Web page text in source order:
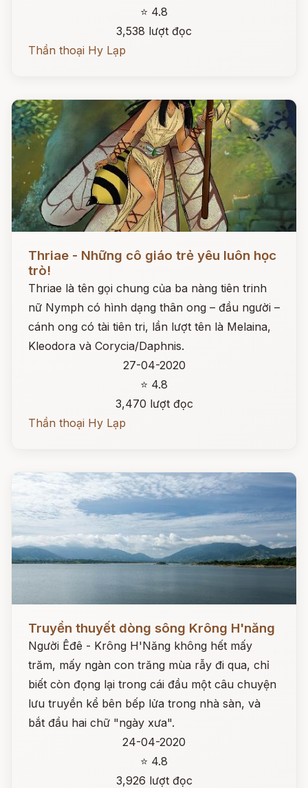
⭐ 4.8
3,538 lượt đọc
Thần thoại Hy Lạp
Thriae - Những cô giáo trẻ yêu luôn học
trò!
Thriae là tên gọi chung của ba nàng tiên trinh
nữ Nymph có hình dạng thân ong – đầu người –
cánh ong có tài tiên tri, lần lượt tên là Melaina,
Kleodora và Corycia/Daphnis.
27-04-2020
⭐ 4.8
3,470 lượt đọc
Thần thoại Hy Lạp
Đọc ngay
Truyền thuyết dòng sông Krông H'năng
Người Êđê - Krông H'Năng không hết mấy
trăm, mấy ngàn con trăng mùa rẫy đi qua, chỉ
biết còn đọng lại trong cái đầu một câu chuyện
lưu truyền kể bên bếp lửa trong nhà sàn, và
bắt đầu hai chữ "ngày xưa".
24-04-2020
⭐ 4.8
3,926 lượt đọc